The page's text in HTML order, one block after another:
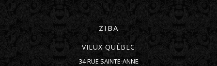
ZIBA
VIEUX QUÉBEC
34 RUE SAINTE-ANNE